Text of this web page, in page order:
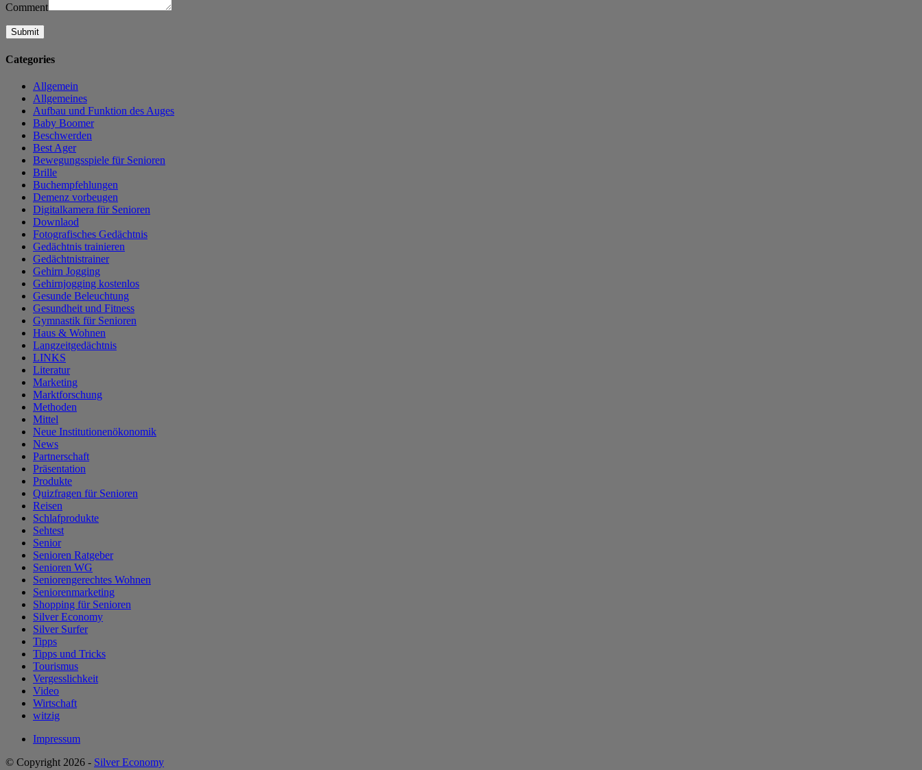
Comment
Categories
Allgemein
Allgemeines
Aufbau und Funktion des Auges
Baby Boomer
Beschwerden
Best Ager
Bewegungsspiele für Senioren
Brille
Buchempfehlungen
Demenz vorbeugen
Digitalkamera für Senioren
Downlaod
Fotografisches Gedächtnis
Gedächtnis trainieren
Gedächtnistrainer
Gehirn Jogging
Gehirnjogging kostenlos
Gesunde Beleuchtung
Gesundheit und Fitness
Gymnastik für Senioren
Haus & Wohnen
Langzeitgedächtnis
LINKS
Literatur
Marketing
Marktforschung
Methoden
Mittel
Neue Institutionenökonomik
News
Partnerschaft
Präsentation
Produkte
Quizfragen für Senioren
Reisen
Schlafprodukte
Sehtest
Senior
Senioren Ratgeber
Senioren WG
Seniorengerechtes Wohnen
Seniorenmarketing
Shopping für Senioren
Silver Economy
Silver Surfer
Tipps
Tipps und Tricks
Tourismus
Vergesslichkeit
Video
Wirtschaft
witzig
Impressum
© Copyright 2026 - Silver Economy